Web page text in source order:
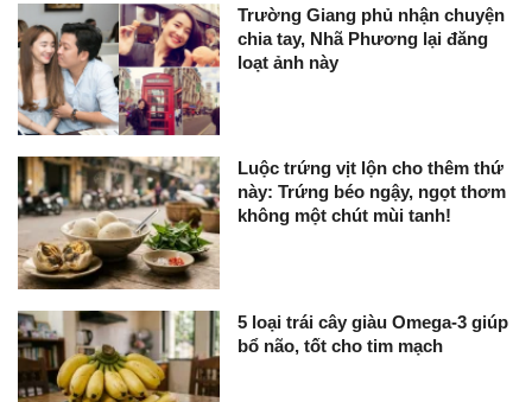
Trường Giang phủ nhận chuyện
chia tay, Nhã Phương lại đăng
loạt ảnh này
Luộc trứng vịt lộn cho thêm thứ
này: Trứng béo ngậy, ngọt thơm
không một chút mùi tanh!
5 loại trái cây giàu Omega-3 giúp
bổ não, tốt cho tim mạch